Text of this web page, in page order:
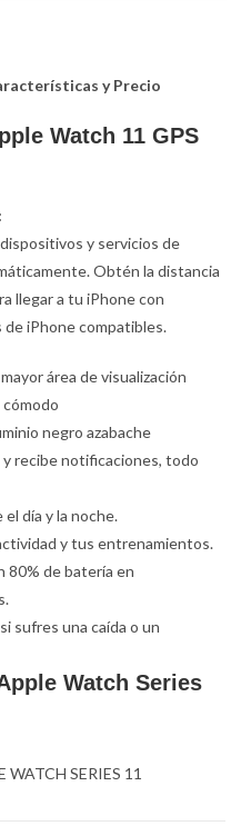
y Precio
Watch 11 GPS
y servicios de
Obtén la distancia
llegar a tu iPhone con
de iPhone compatibles.
área de visualización
cómodo
negro azabache
y recibe notificaciones, todo
día y la noche.
y tus entrenamientos.
80% de batería en
sufres una caída o un
Watch Series
WATCH SERIES 11